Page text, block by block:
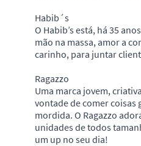
Habib´s
O Habib’s está, há 35
mão na massa, amor a
carinho, para juntar
Ragazzo
Uma marca jovem,
vontade de comer coisas
mordida. O Ragazzo
unidades de todos
um up no seu dia!